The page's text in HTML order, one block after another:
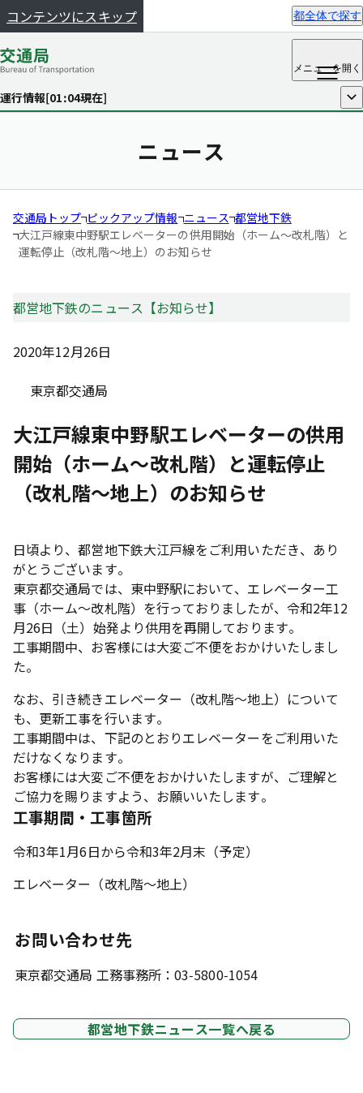
コンテンツにスキップ 都全体で探す
メニューを開く
運行情報[01:04現在] 開く
ニュース
交通局トップ ピックアップ情報 ニュース 都営地下鉄
大江戸線東中野駅エレベーターの供用開始（ホーム～改札階）と
運転停止（改札階～地上）のお知らせ
都営地下鉄のニュース【お知らせ】
2020年12月26日
東京都交通局
大江戸線東中野駅エレベーターの供用
開始（ホーム～改札階）と運転停止
（改札階～地上）のお知らせ
日頃より、都営地下鉄大江戸線をご利用いただき、あり
がとうございます。
東京都交通局では、東中野駅において、エレベーター工
事（ホーム～改札階）を行っておりましたが、令和2年12
月26日（土）始発より供用を再開しております。
工事期間中、お客様には大変ご不便をおかけいたしまし
た。
なお、引き続きエレベーター（改札階～地上）について
も、更新工事を行います。
工事期間中は、下記のとおりエレベーターをご利用いた
だけなくなります。
お客様には大変ご不便をおかけいたしますが、ご理解と
ご協力を賜りますよう、お願いいたします。
工事期間・工事箇所
令和3年1月6日から令和3年2月末（予定）
エレベーター（改札階～地上）
お問い合わせ先
東京都交通局 工務事務所：03-5800-1054
都営地下鉄ニュース一覧へ戻る